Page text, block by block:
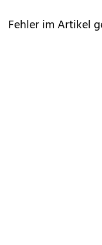
Fehler im Artikel